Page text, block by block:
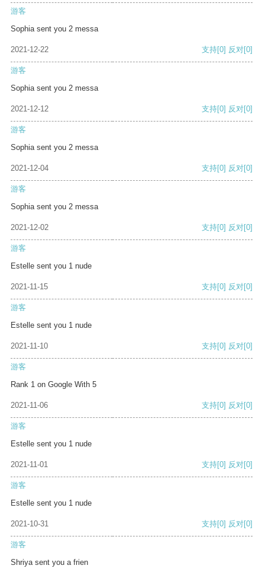
游客
Sophia sent you 2 messa
2021-12-22 支持[0] 反对[0]
游客
Sophia sent you 2 messa
2021-12-12 支持[0] 反对[0]
游客
Sophia sent you 2 messa
2021-12-04 支持[0] 反对[0]
游客
Sophia sent you 2 messa
2021-12-02 支持[0] 反对[0]
游客
Estelle sent you 1 nude
2021-11-15 支持[0] 反对[0]
游客
Estelle sent you 1 nude
2021-11-10 支持[0] 反对[0]
游客
Rank 1 on Google With 5
2021-11-06 支持[0] 反对[0]
游客
Estelle sent you 1 nude
2021-11-01 支持[0] 反对[0]
游客
Estelle sent you 1 nude
2021-10-31 支持[0] 反对[0]
游客
Shriya sent you a frien